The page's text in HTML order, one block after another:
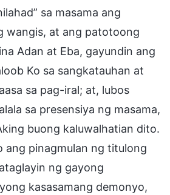
sa masama ang
wangis, at ang patotoong
Adan at Eba, gayundin ang
Ko sa sangkatauhan at
sa pag-iral; at, lubos
sa presensiya ng masama,
buong kaluwalhatian dito.
ang pinagmulan ng titulong
ng gayong
kasasamang demonyo,